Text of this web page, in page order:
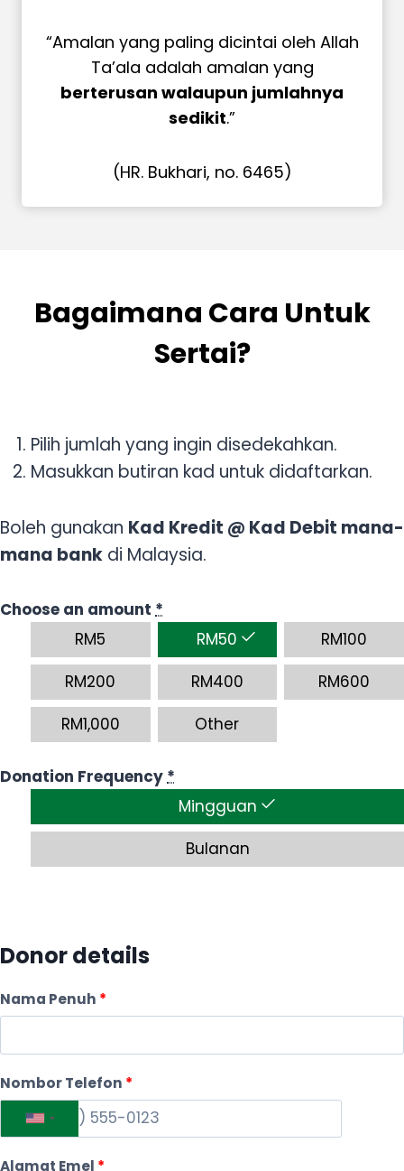
“Amalan yang paling dicintai oleh Allah
Ta’ala adalah amalan yang
berterusan walaupun jumlahnya
sedikit.”
(HR. Bukhari, no. 6465)
Bagaimana Cara Untuk
Sertai?
Pilih jumlah yang ingin disedekahkan.
Masukkan butiran kad untuk didaftarkan.
Boleh gunakan Kad Kredit @ Kad Debit mana-
mana bank di Malaysia.
Choose an amount *
RM5 RM50 RM100
RM200 RM400 RM600
RM1,000 Other
Donation Frequency*
Mingguan
Bulanan
Donor details
Nama Penuh *
Nombor Telefon *
U
Alamat Emel *